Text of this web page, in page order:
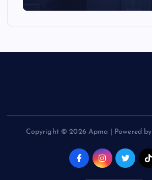
Copyright © 2026 Apma | Powered by